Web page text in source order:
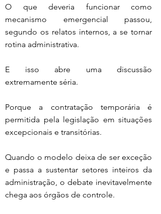
O que deveria funcionar como
mecanismo emergencial passou,
segundo os relatos internos, a se tornar
rotina administrativa.
E isso abre uma discussão
extremamente séria.
Porque a contratação temporária é
permitida pela legislação em situações
excepcionais e transitórias.
Quando o modelo deixa de ser exceção
e passa a sustentar setores inteiros da
administração, o debate inevitavelmente
chega aos órgãos de controle.